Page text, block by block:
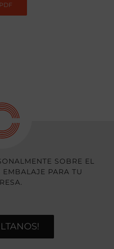
SOBRE EL
PARA TU